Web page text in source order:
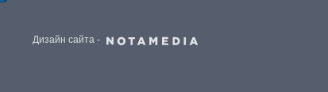
Дизайн сайта -